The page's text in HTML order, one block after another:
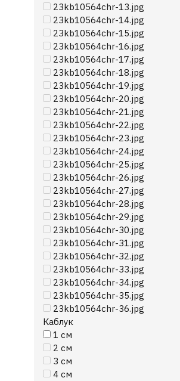
23kb10564chr-13.jpg
23kb10564chr-14.jpg
23kb10564chr-15.jpg
23kb10564chr-16.jpg
23kb10564chr-17.jpg
23kb10564chr-18.jpg
23kb10564chr-19.jpg
23kb10564chr-20.jpg
23kb10564chr-21.jpg
23kb10564chr-22.jpg
23kb10564chr-23.jpg
23kb10564chr-24.jpg
23kb10564chr-25.jpg
23kb10564chr-26.jpg
23kb10564chr-27.jpg
23kb10564chr-28.jpg
23kb10564chr-29.jpg
23kb10564chr-30.jpg
23kb10564chr-31.jpg
23kb10564chr-32.jpg
23kb10564chr-33.jpg
23kb10564chr-34.jpg
23kb10564chr-35.jpg
23kb10564chr-36.jpg
Каблук
1 см
2 см
3 см
4 см